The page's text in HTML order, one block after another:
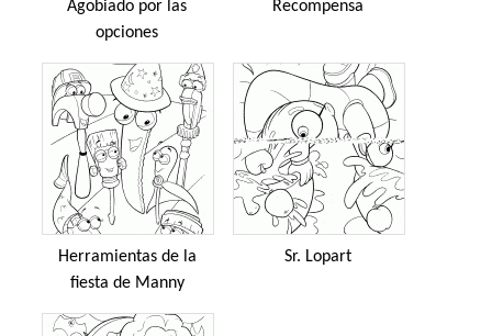
Agobiado por las
opciones
Recompensa
Herramientas de la
fiesta de Manny
Sr. Lopart